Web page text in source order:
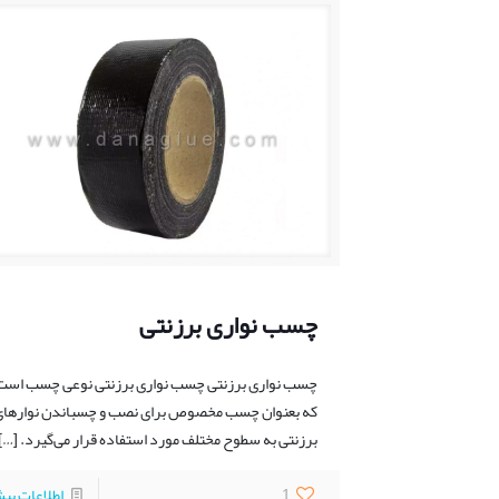
چسب نواری برزنتی
چسب نواری برزنتی چسب نواری برزنتی نوعی چسب
که بعنوان چسب مخصوص برای نصب و چسباندن
برزنتی به سطوح مختلف مورد استفاده قرار می‌گیرد.